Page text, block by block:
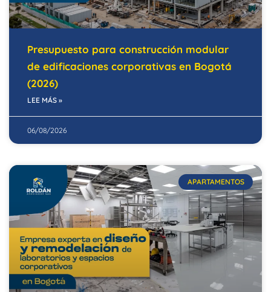
Presupuesto para construcción modular
de edificaciones corporativas en Bogotá
(2026)
LEE MÁS »
06/08/2026
APARTAMENTOS